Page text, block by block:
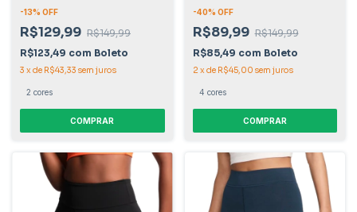
-13% OFF
R$129,99 R$149,99
R$123,49 com Boleto
3 x de R$43,33 sem juros
2 cores
COMPRAR
-40% OFF
R$89,99 R$149,99
R$85,49 com Boleto
2 x de R$45,00 sem juros
4 cores
COMPRAR